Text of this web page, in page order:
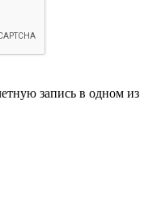
запись в одном из